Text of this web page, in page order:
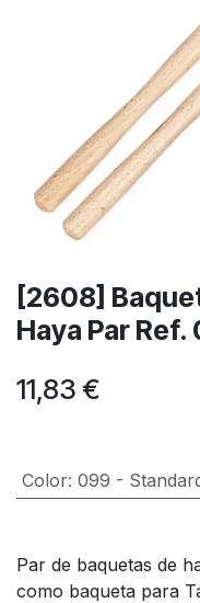
[2608]
Haya Par
11,83 €
Color: 099 -
Par de baquetas de
como baqueta para